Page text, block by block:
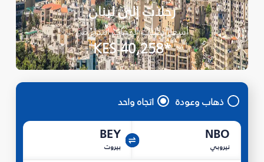
رحلات إلى لبنان
أسعار رحلات الذهاب ابتداءً من
*KES 40,258
ذهاب وعودة اتجاه واحد
NBO
نيروبي
BEY
بيروت